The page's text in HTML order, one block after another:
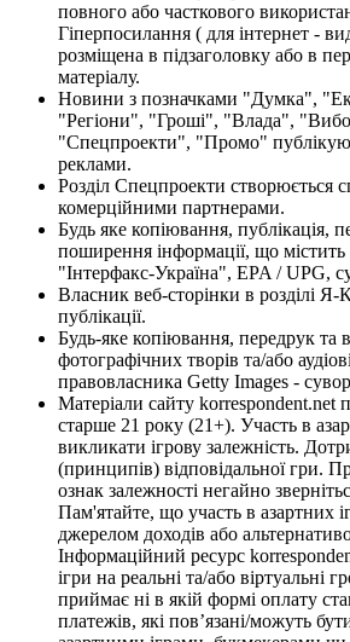
повного або часткового
Гіперпосилання ( для інтернет -
розміщена в підзаголовку або в
матеріалу.
Новини з позначками "Думка",
"Регіони", "Гроші", "Влада",
"Спецпроекти", "Промо"
реклами.
Розділ Спецпроекти створюється
комерційними партнерами.
Будь яке копіювання, публікація,
поширення інформації, що
"Інтерфакс-Україна", EPA / UPG,
Власник веб-сторінки в розділі Я-
публікації.
Будь-яке копіювання, передрук та
фотографічних творів та/або
правовласника Getty Images -
Матеріали сайту korrespondent.net
старше 21 року (21+). Участь в
викликати ігрову залежність.
(принципів) відповідальної гри.
ознак залежності негайно
Пам'ятайте, що участь в азартних
джерелом доходів або
Інформаційний ресурс
ігри на реальні та/або віртуальні
приймає ні в якій формі оплату
платежів, які пов’язані/можуть